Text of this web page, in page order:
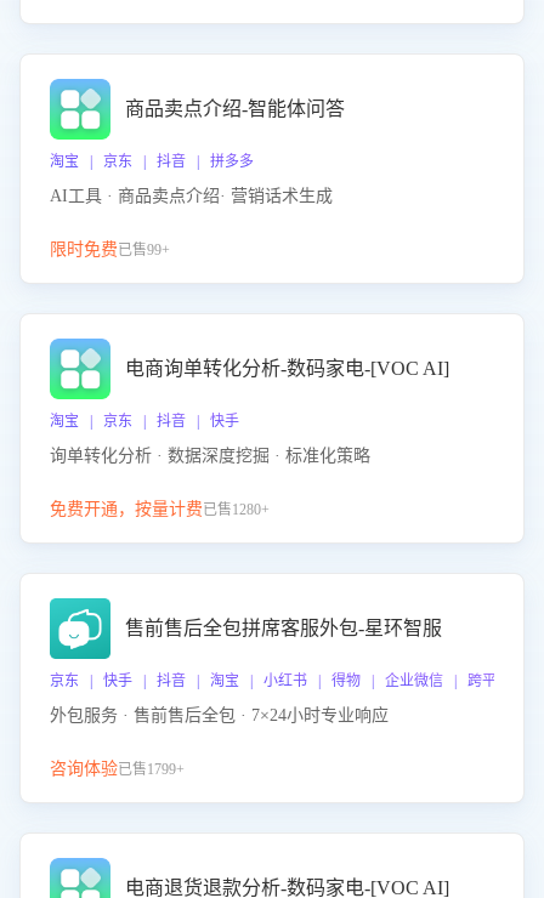
商品卖点介绍-智能体问答
淘宝 | 京东 | 抖音 | 拼多多
AI工具 · 商品卖点介绍· 营销话术生成
限时免费已售99+
电商询单转化分析-数码家电-[VOC AI]
淘宝 | 京东 | 抖音 | 快手
询单转化分析 · 数据深度挖掘 · 标准化策略
免费开通，按量计费已售1280+
售前售后全包拼席客服外包-星环智服
京东 | 快手 | 抖音 | 淘宝 | 小红书 | 得物 | 企业微信 | 跨平台
外包服务 · 售前售后全包 · 7×24小时专业响应
咨询体验已售1799+
电商退货退款分析-数码家电-[VOC AI]